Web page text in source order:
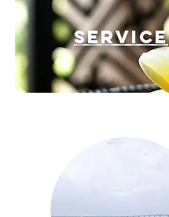
service